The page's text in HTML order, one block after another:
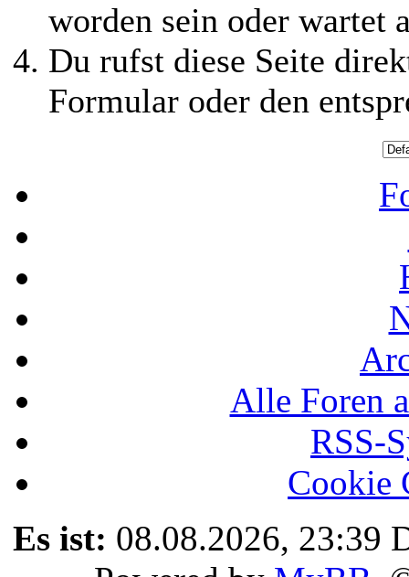
worden sein oder wartet
Du rufst diese Seite
Formular oder den
Alle Foren
RSS-
Cookie
Es ist: 08.08.2026, 23:39